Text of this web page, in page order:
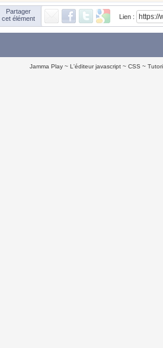
Partager
cet élément
Lien :
Jamma Play L'éditeur javascript CSS